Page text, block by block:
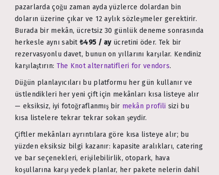
pazarlarda çoğu zaman ayda yüzlerce dolardan bin
doların üzerine çıkar ve 12 aylık sözleşmeler gerektirir.
Burada bir mekân, ücretsiz 30 günlük deneme sonrasında
herkesle aynı sabit₺495 / ayücretini öder. Tek bir
rezervasyonlu davet, bunun on yıllarını karşılar. Kendiniz
karşılaştırın: The Knot alternatifleri for vendors.
Düğün planlayıcıları bu platformu her gün kullanır ve
üstlendikleri her yeni çift için mekânları kısa listeye alır
— eksiksiz, iyi fotoğraflanmış bir mekân profili sizi bu
kısa listelere tekrar tekrar sokan şeydir.
Çiftler mekânları ayrıntılara göre kısa listeye alır; bu
yüzden eksiksiz bilgi kazanır: kapasite aralıkları, catering
ve bar seçenekleri, erişilebilirlik, otopark, hava
koşullarına karşı yedek planlar, her pakete nelerin dahil